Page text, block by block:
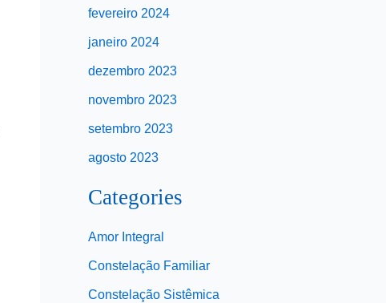
fevereiro 2024
janeiro 2024
dezembro 2023
novembro 2023
setembro 2023
agosto 2023
Categories
Amor Integral
Constelação Familiar
Constelação Sistêmica